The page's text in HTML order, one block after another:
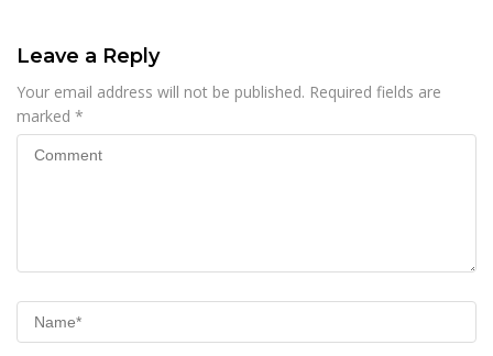
Leave a Reply
Your email address will not be published. Required fields are
marked *